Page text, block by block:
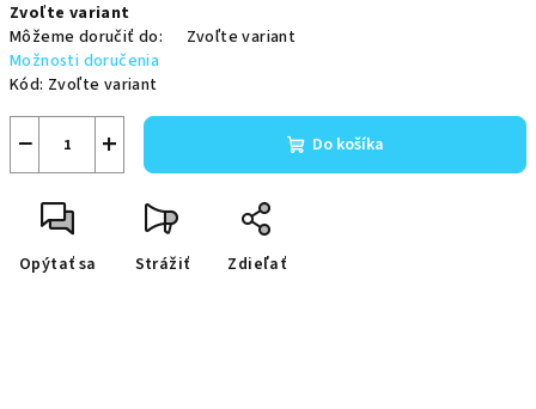
cena:
Zvoľte variant
Môžeme doručiť do:
Zvoľte variant
Možnosti doručenia
Kód: Zvoľte variant
+
− Do košíka
Opýtať sa Strážiť Zdieľať